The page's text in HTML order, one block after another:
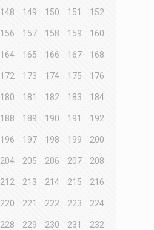
148 149 150 151 152
156 157 158 159 160
164 165 166 167 168
172 173 174 175 176
180 181 182 183 184
188 189 190 191 192
196 197 198 199 200
204 205 206 207 208
212 213 214 215 216
220 221 222 223 224
228 229 230 231 232